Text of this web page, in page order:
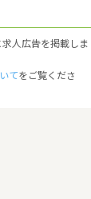
人広告を掲載しま
てをご覧くださ